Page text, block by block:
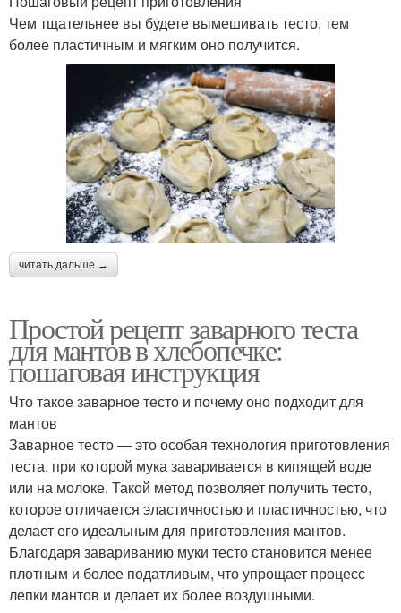
Чем тщательнее вы будете вымешивать тесто, тем
более пластичным и мягким оно получится.
читать дальше →
Простой рецепт заварного теста
для мантов в хлебопечке:
пошаговая инструкция
Что такое заварное тесто и почему оно подходит для
мантов
Заварное тесто — это особая технология приготовления
теста, при которой мука заваривается в кипящей воде
или на молоке. Такой метод позволяет получить тесто,
которое отличается эластичностью и пластичностью, что
делает его идеальным для приготовления мантов.
Благодаря завариванию муки тесто становится менее
плотным и более податливым, что упрощает процесс
лепки мантов и делает их более воздушными.